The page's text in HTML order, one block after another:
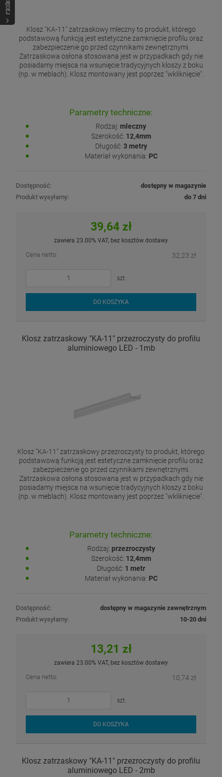
WIĘCEJ
Klosz "KA-11" zatrzaskowy mleczny to produkt, którego
podstawową funkcją jest estetyczne zamknięcie profilu oraz
zabezpieczenie go przed czynnikami zewnętrznymi.
Zatrzaskowa osłona stosowana jest w przypadkach gdy nie
posiadamy miejsca na wsunięcie tradycyjnych kloszy z boku
(np. w meblach). Klosz montowany jest poprzez "wkliknięcie".
Parametry techniczne:
Rodzaj: mleczny
Szerokość: 12,4mm
Długość: 3 metry
Materiał wykonania: PC
Dostępność:
dostępny w magazynie
Produkt wysyłamy:
do 7 dni
39,64 zł
zawiera 23.00% VAT, bez kosztów dostawy
Cena netto: 32,23 zł
szt.
DO KOSZYKA
Klosz zatrzaskowy "KA-11" przezroczysty do profilu
aluminiowego LED - 1mb
Klosz "KA-11" zatrzaskowy przezroczysty to produkt, którego
podstawową funkcją jest estetyczne zamknięcie profilu oraz
zabezpieczenie go przed czynnikami zewnętrznymi.
Zatrzaskowa osłona stosowana jest w przypadkach gdy nie
posiadamy miejsca na wsunięcie tradycyjnych kloszy z boku
(np. w meblach). Klosz montowany jest poprzez "wkliknięcie".
Parametry techniczne:
Rodzaj: przezroczysty
Szerokość: 12,4mm
Długość: 1 metr
Materiał wykonania: PC
Dostępność:
dostępny w magazynie zewnętrznym
Produkt wysyłamy:
10-20 dni
13,21 zł
zawiera 23.00% VAT, bez kosztów dostawy
Cena netto: 10,74 zł
szt.
DO KOSZYKA
Klosz zatrzaskowy "KA-11" przezroczysty do profilu
aluminiowego LED - 2mb